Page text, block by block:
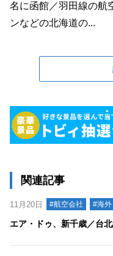
名に函館／羽田線の航
ンなどの北海道の...
関連記事
11月20日 #航空会社 #海外
エア・ドゥ、新千歳／台